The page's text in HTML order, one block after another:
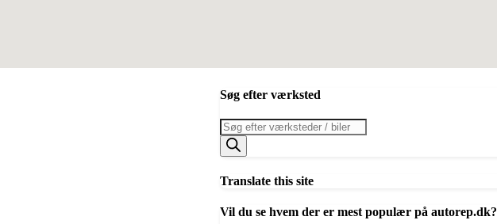
Søg efter værksted
Products
search
Translate this site
Vil du se hvem der er mest populær på autorep.dk?